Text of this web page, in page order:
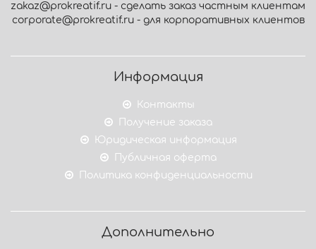
zakaz@prokreatif.ru - сделать заказ частным клиентам
corporate@prokreatif.ru - для корпоративных клиентов
Информация
Контакты
Получение заказа
Юридическая информация
Публичная оферта
Политика конфиденциальности
Дополнительно